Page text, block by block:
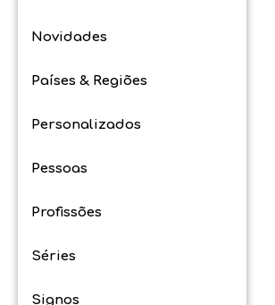
Novidades
Países & Regiões
Personalizados
Pessoas
Profissões
Séries
Signos